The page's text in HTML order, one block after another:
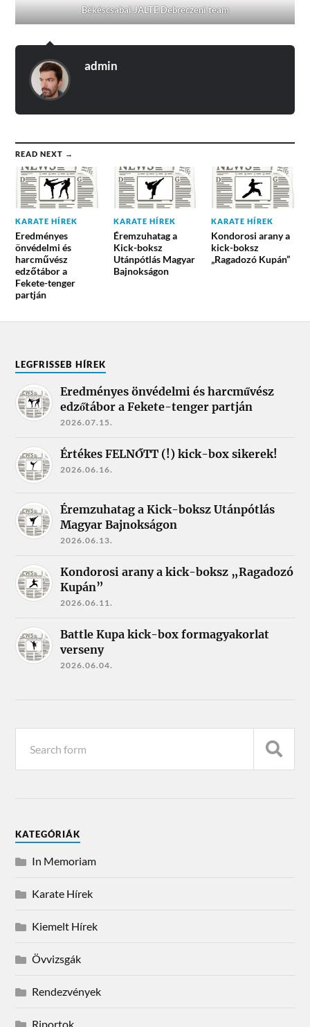
Békéscsabai JALTE Debreczeni team
admin
READ NEXT →
KARATE HÍREK
Eredményes
önvédelmi és
harcművész
edzőtábor a
Fekete-tenger
partján
KARATE HÍREK
Éremzuhatag a
Kick-boksz
Utánpótlás Magyar
Bajnokságon
KARATE HÍREK
Kondorosi arany a
kick-boksz
„Ragadozó Kupán”
LEGFRISSEB HÍREK
Eredményes önvédelmi és harcművész
edzőtábor a Fekete-tenger partján
2026.07.15.
Értékes FELNŐTT (!) kick-box sikerek!
2026.06.16.
Éremzuhatag a Kick-boksz Utánpótlás
Magyar Bajnokságon
2026.06.13.
Kondorosi arany a kick-boksz „Ragadozó
Kupán”
2026.06.11.
Battle Kupa kick-box formagyakorlat
verseny
2026.06.04.
KATEGÓRIÁK
In Memoriam
Karate Hírek
Kiemelt Hírek
Övvizsgák
Rendezvények
Riportok